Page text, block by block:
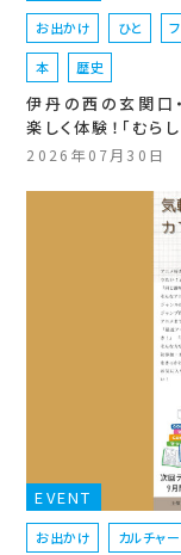
お出かけ ひと
本 歴史
伊丹の西の玄関口
楽しく体験！「むら
2026年07月30日
EVENT
お出かけ カルチャー